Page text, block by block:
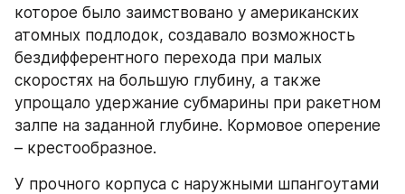
которое было заимствовано у американских
атомных подлодок, создавало возможность
бездифферентного перехода при малых
скоростях на большую глубину, а также
упрощало удержание субмарины при ракетном
залпе на заданной глубине. Кормовое оперение
– крестообразное.
У прочного корпуса с наружными шпангоутами